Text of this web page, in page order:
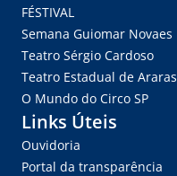
FÉSTIVAL
Semana Guiomar Novaes
Teatro Sérgio Cardoso
Teatro Estadual de Araras
O Mundo do Circo SP
Links Úteis
Ouvidoria
Portal da transparência